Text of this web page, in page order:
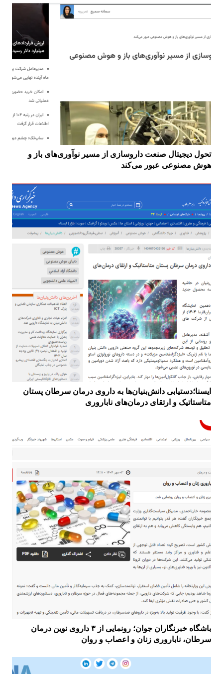
تحول دیجیتال صنعت داروسازی از مسیر نوآوری‌های باز و
هوش مصنوعی عبور می‌کند
ایسنا؛دستیابی دانش‌بنیان‌ها به داروی درمان سرطان پستان
متاستاتیک و ارتقای درمان‌های ناباروری
باشگاه خبرنگاران جوان؛ رونمایی از ۳ داروی نوین درمان
سرطان، ناباروری زنان و اعصاب و روان